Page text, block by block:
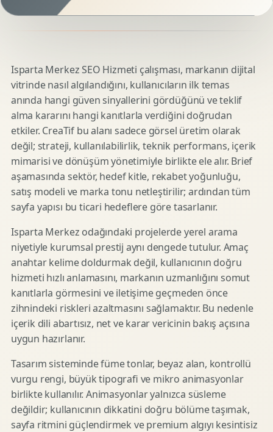
Isparta Merkez SEO Hizmeti çalışması, markanın dijital
vitrinde nasıl algılandığını, kullanıcıların ilk temas
anında hangi güven sinyallerini gördüğünü ve teklif
alma kararını hangi kanıtlarla verdiğini doğrudan
etkiler. CreaTif bu alanı sadece görsel üretim olarak
değil; strateji, kullanılabilirlik, teknik performans, içerik
mimarisi ve dönüşüm yönetimiyle birlikte ele alır. Brief
aşamasında sektör, hedef kitle, rekabet yoğunluğu,
satış modeli ve marka tonu netleştirilir; ardından tüm
sayfa yapısı bu ticari hedeflere göre tasarlanır.
Isparta Merkez odağındaki projelerde yerel arama
niyetiyle kurumsal prestij aynı dengede tutulur. Amaç
anahtar kelime doldurmak değil, kullanıcının doğru
hizmeti hızlı anlamasını, markanın uzmanlığını somut
kanıtlarla görmesini ve iletişime geçmeden önce
zihnindeki riskleri azaltmasını sağlamaktır. Bu nedenle
içerik dili abartısız, net ve karar vericinin bakış açısına
uygun hazırlanır.
Tasarım sisteminde füme tonlar, beyaz alan, kontrollü
vurgu rengi, büyük tipografi ve mikro animasyonlar
birlikte kullanılır. Animasyonlar yalnızca süsleme
değildir; kullanıcının dikkatini doğru bölüme taşımak,
sayfa ritmini güçlendirmek ve premium algıyı kesintisiz